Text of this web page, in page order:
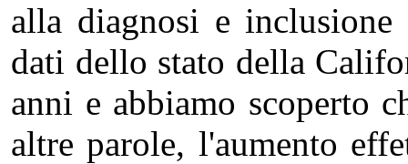
alla diagnosi e
dati dello stato della
anni e abbiamo scoperto
altre parole, l'aumento